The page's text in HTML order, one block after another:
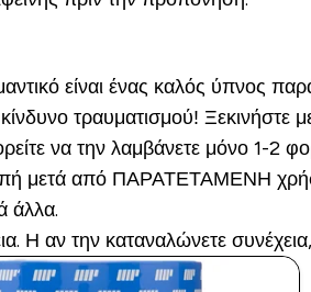
είναι ένας καλός ύπνος
τραυματισμού! Ξεκινήστε
να την λαμβάνετε μόνο 1-2
μετά από ΠΑΡΑΤΕΤΑΜΕΝΗ
άλλα.
Η αν την καταναλώνετε